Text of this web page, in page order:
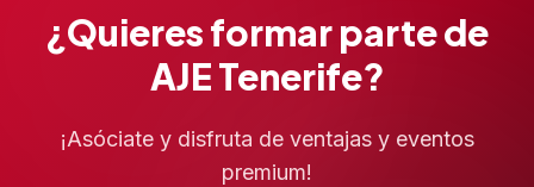
¿Quieres formar parte de
AJE Tenerife?
¡Asóciate y disfruta de ventajas y eventos
premium!